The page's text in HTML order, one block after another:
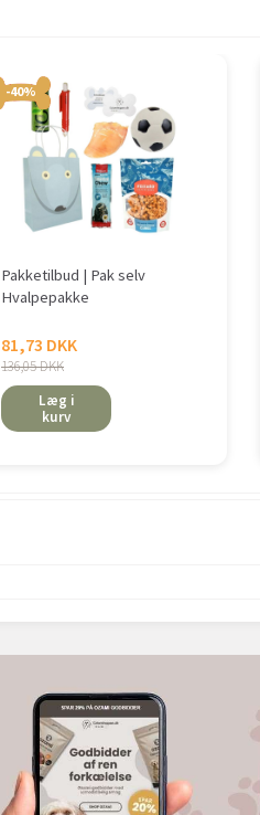
-40%
Pakketilbud | Pak selv
Hvalpepakke
81,73 DKK
136,05 DKK
Læg i
kurv